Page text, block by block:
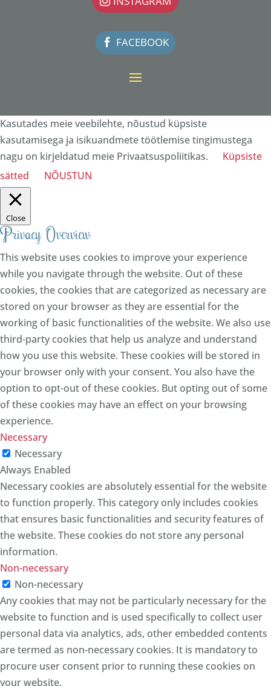
FACEBOOK
Kasutades meie veebilehte, nõustud küpsiste
kasutamisega ja isikuandmete töötlemise tingimustega
nagu on kirjeldatud meie Privaatsuspoliitikas.
Küpsiste
sätted
NÕUSTUN
Close
Privacy Overview
This website uses cookies to improve your experience
while you navigate through the website. Out of these
cookies, the cookies that are categorized as necessary are
stored on your browser as they are essential for the
working of basic functionalities of the website. We also use
third-party cookies that help us analyze and understand
how you use this website. These cookies will be stored in
your browser only with your consent. You also have the
option to opt-out of these cookies. But opting out of some
of these cookies may have an effect on your browsing
experience.
Necessary
Necessary
Always Enabled
Necessary cookies are absolutely essential for the website
to function properly. This category only includes cookies
that ensures basic functionalities and security features of
the website. These cookies do not store any personal
information.
Non-necessary
Non-necessary
Any cookies that may not be particularly necessary for the
website to function and is used specifically to collect user
personal data via analytics, ads, other embedded contents
are termed as non-necessary cookies. It is mandatory to
procure user consent prior to running these cookies on
your website.